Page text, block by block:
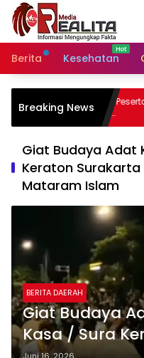
Langsung
konten
Berita
Kesehatan
Breaking NewsPastikan
Koramil 12/
Sembako Di
Giat Budaya Adat
Keraton
Mataram Islam
BERITA DAERAH
Giat Budaya
Kasa / Sura
Juni 16, 2026